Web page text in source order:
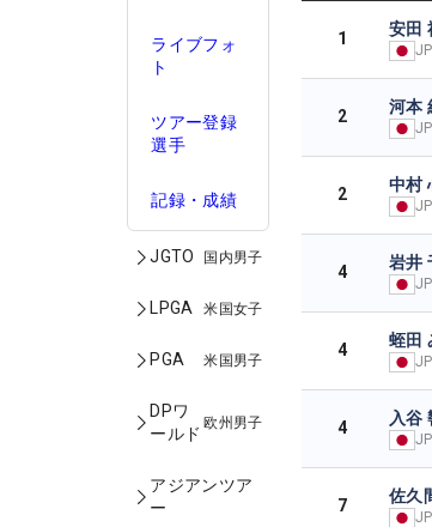
ライブフォ
ト
ツアー登録
選手
記録・成績
JGTO 国内男子
LPGA 米国女子
PGA 米国男子
DPワ
ールド
欧州男子
アジアンツア
ー
1 安田
2 河本
2 中村
4 岩井
4 蛭田
4 入谷
7 佐久